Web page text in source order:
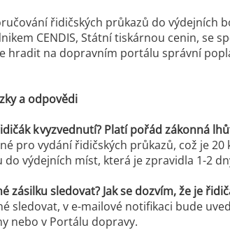
řidičských průkazů do výdejních
CENDIS, Státní tiskárnou cenin, se
hradit na dopravním portálu správní
a odpovědi
k vyzvednutí? Platí pořád zákonná
pro vydání řidičských průkazů, což je
výdejních míst, která je zpravidla 1-2
zásilku sledovat? Jak se dozvím, že je
sledovat, v e-mailové notifikaci bude
nebo v Portálu dopravy.